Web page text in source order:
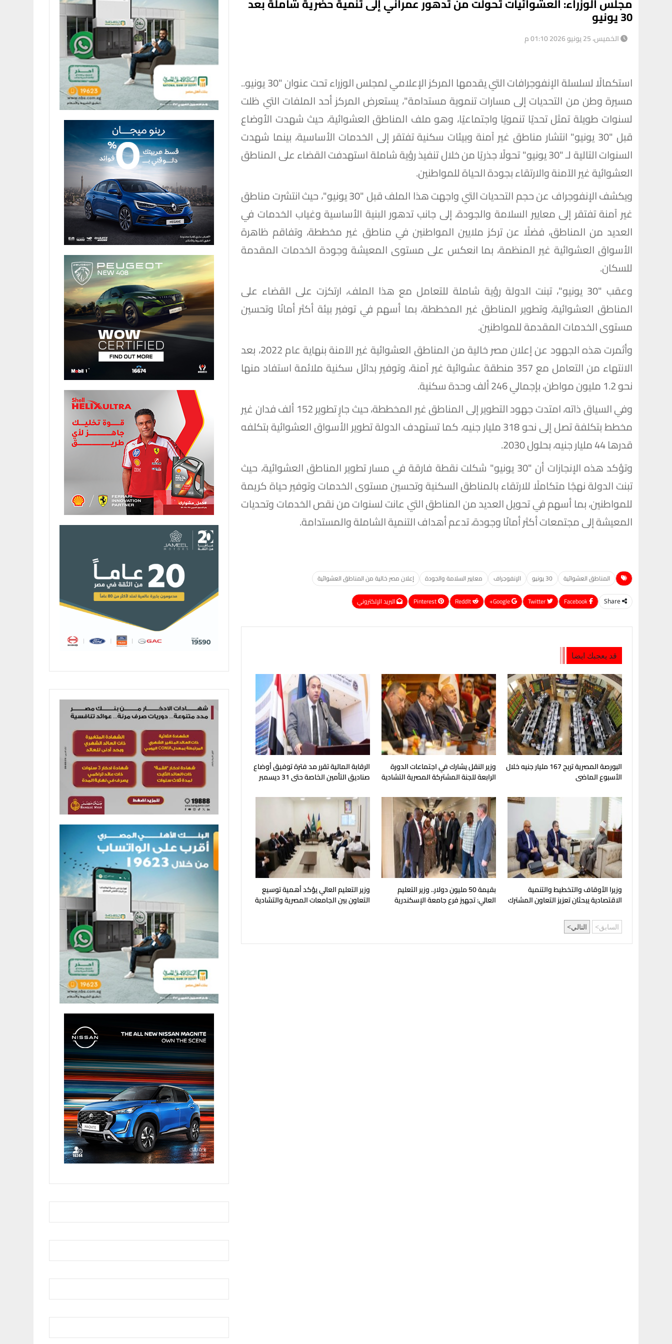
30 يونيو
الخميس، 25 يونيو 2026 01:10 م
استكمالًا لسلسلة الإنفوجرافات التي يقدمها المركز الإعلامي لمجلس الوزراء تحت عنوان "30 يونيو..
مسيرة وطن من التحديات إلى مسارات تنموية مستدامة"، يستعرض المركز أحد الملفات التي ظلت
لسنوات طويلة تمثل تحديًا تنمويًا واجتماعيًا، وهو ملف المناطق العشوائية، حيث شهدت الأوضاع
قبل "30 يونيو" انتشار مناطق غير آمنة وبيئات سكنية تفتقر إلى الخدمات الأساسية، بينما شهدت
السنوات التالية لـ "30 يونيو" تحولًا جذريًا من خلال تنفيذ رؤية شاملة استهدفت القضاء على المناطق
العشوائية غير الآمنة والارتقاء بجودة الحياة للمواطنين.
ويكشف الإنفوجراف عن حجم التحديات التي واجهت هذا الملف قبل "30 يونيو"، حيث انتشرت مناطق
غير آمنة تفتقر إلى معايير السلامة والجودة، إلى جانب تدهور البنية الأساسية وغياب الخدمات في
العديد من المناطق، فضلًا عن تركز ملايين المواطنين في مناطق غير مخططة، وتفاقم ظاهرة
الأسواق العشوائية غير المنظمة، بما انعكس على مستوى المعيشة وجودة الخدمات المقدمة
للسكان.
وعقب "30 يونيو"، تبنت الدولة رؤية شاملة للتعامل مع هذا الملف، ارتكزت على القضاء على
المناطق العشوائية، وتطوير المناطق غير المخططة، بما أسهم في توفير بيئة أكثر أمانًا وتحسين
مستوى الخدمات المقدمة للمواطنين.
وأثمرت هذه الجهود عن إعلان مصر خالية من المناطق العشوائية غير الآمنة بنهاية عام 2022، بعد
الانتهاء من التعامل مع 357 منطقة عشوائية غير آمنة، وتوفير بدائل سكنية ملائمة استفاد منها
نحو 1.2 مليون مواطن، بإجمالي 246 ألف وحدة سكنية.
وفي السياق ذاته، امتدت جهود التطوير إلى المناطق غير المخططة، حيث جارٍ تطوير 152 ألف فدان غير
مخطط بتكلفة تصل إلى نحو 318 مليار جنيه، كما تستهدف الدولة تطوير الأسواق العشوائية بتكلفه
قدرها 44 مليار جنيه، بحلول 2030.
وتؤكد هذه الإنجازات أن "30 يونيو" شكلت نقطة فارقة في مسار تطوير المناطق العشوائية، حيث
تبنت الدولة نهجًا متكاملًا للارتقاء بالمناطق السكنية وتحسين مستوى الخدمات وتوفير حياة كريمة
للمواطنين، بما أسهم في تحويل العديد من المناطق التي عانت لسنوات من نقص الخدمات وتحديات
المعيشة إلى مجتمعات أكثر أمانًا وجودة، تدعم أهداف التنمية الشاملة والمستدامة.
المناطق العشوائية 30 يونيو الإنفوجراف معايير السلامة والجودة إعلان مصر خالية من المناطق العشوائية
Share
Google+
ReddIt
Pinterest البريد الإلكتروني
قد يعجبك ايضا
البورصة المصرية تربح 167 مليار جنيه خلال
الأسبوع الماضى
وزير النقل يشارك في اجتماعات الدورة
الرابعة للجنة المشتركة المصرية التشادية
الرقابة المالية تقرر مد فترة توفيق أوضاع
صناديق التأمين الخاصة حتى 31 ديسمبر
وزيرا الأوقاف والتخطيط والتنمية
الاقتصادية يبحثان تعزيز التعاون المشترك
بقيمة 50 مليون دولار.. وزير التعليم
العالي: تجهيز فرع جامعة الإسكندرية
وزير التعليم العالي يؤكد أهمية توسيع
التعاون بين الجامعات المصرية والتشادية
السابق التالي